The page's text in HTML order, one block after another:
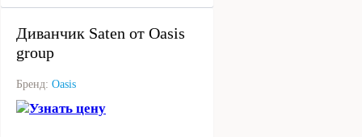
Диванчик Saten от Oasis
group
Бренд: Oasis
Узнать цену